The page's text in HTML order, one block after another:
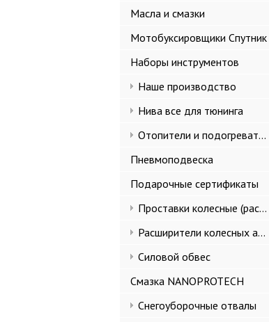
Масла и смазки
Мотобуксировщики Спутник
Наборы инструментов
Наше производство
Нива все для тюнинга
Отопители и подогреватели
Пневмоподвеска
Подарочные сертификаты
Проставки колесные (расширители колеи)
Расширители колесных арок и брызговики
Силовой обвес
Смазка NANOPROTECH
Снегоуборочные отвалы